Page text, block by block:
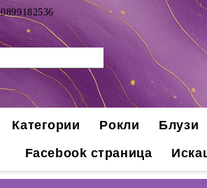
0899182536
Категории Рокли
Блузи
Facebook страница